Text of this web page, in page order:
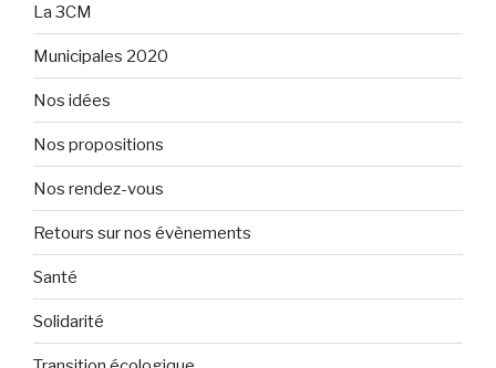
La 3CM
Municipales 2020
Nos idées
Nos propositions
Nos rendez-vous
Retours sur nos évènements
Santé
Solidarité